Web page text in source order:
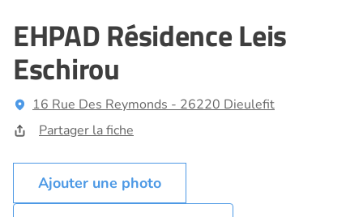
EHPAD Résidence Leis
Eschirou
16 Rue Des Reymonds - 26220 Dieulefit
Partager la fiche